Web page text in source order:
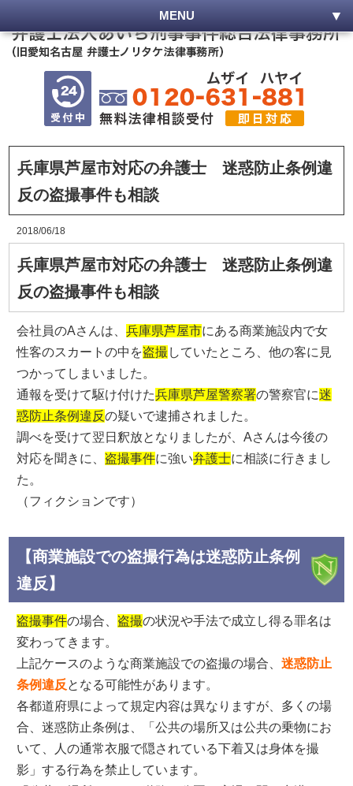
MENU
兵庫県芦屋市対応の弁護士 迷惑防止条例違
反の盗撮事件も相談
2018/06/18
兵庫県芦屋市対応の弁護士 迷惑防止条例違
反の盗撮事件も相談
会社員のAさんは、兵庫県芦屋市にある商業施設内で女
性客のスカートの中を盗撮 していたところ、他の客に見
つかってしまいました。
通報を受けて駆け付けた兵庫県芦屋警察署の警察官に迷
惑防止条例違反の疑いで逮捕されました。
調べを受けて翌日釈放となりましたが、Aさんは今後の
対応を聞きに、 盗撮事件に強い弁護士に相談に行きまし
た。
（フィクションです）
【商業施設での盗撮行為は迷惑防止条例
違反】
盗撮事件の場合、 盗撮の状況や手法で成立し得る罪名は
変わってきます。
上記ケースのような商業施設での盗撮の場合、迷惑防止
条例違反 となる可能性があります。
各都道府県によって規定内容は異なりますが、多くの場
合、迷惑防止条例は、「公共の場所又は公共の乗物にお
いて、人の通常衣服で隠されている下着又は身体を撮
影」する行為を禁止しています。